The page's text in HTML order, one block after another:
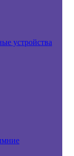
устройства